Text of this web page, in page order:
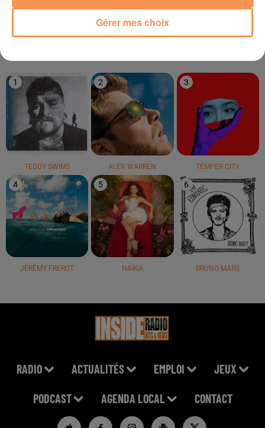
Two Princes Soleil Bellevie
1
TEDDY SWIMS
2
ALEX WARREN
3
TEMPER CITY
4
JÉRÉMY FREROT
5
NAÏKA
6
BRUNO MARS
RADIO ACTUALITÉS EMPLOI JEUX
PODCAST AGENDA LOCAL CONTACT
Gérer mes choix